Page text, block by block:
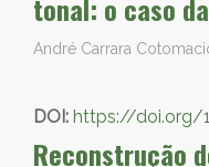
tonal: o caso
André Carrara
DOI: https://doi.org/
Reconstrução